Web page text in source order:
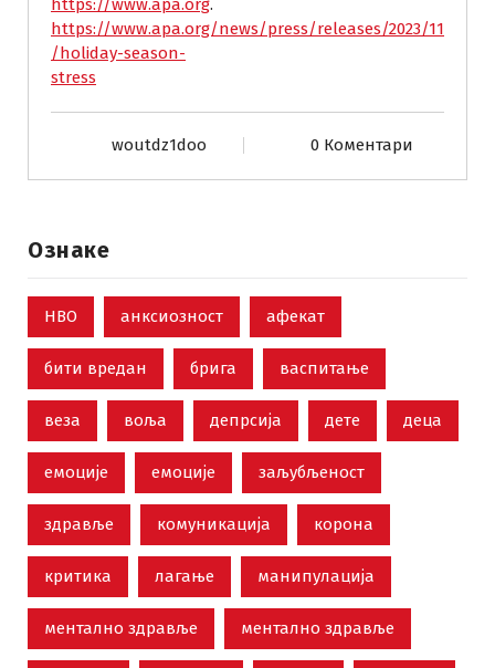
https://www.apa.org.
https://www.apa.org/news/press/releases/2023/11
/holiday-season-
stress
woutdz1doo 0 Коментари
Ознаке
НВО анксиозност афекат
бити вредан брига васпитање
веза воља депрсија дете деца
емоције емоције заљубљеност
здравље комуникација корона
критика лагање манипулација
ментално здравље ментално здравље